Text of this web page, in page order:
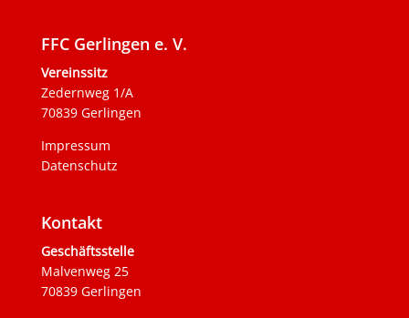
FFC Gerlingen e. V.
Vereinssitz
Zedernweg 1/A
70839 Gerlingen
Impressum
Datenschutz
Kontakt
Geschäftsstelle
Malvenweg 25
70839 Gerlingen